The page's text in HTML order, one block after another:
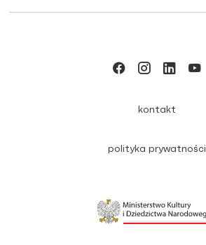
kontakt
polityka prywatności